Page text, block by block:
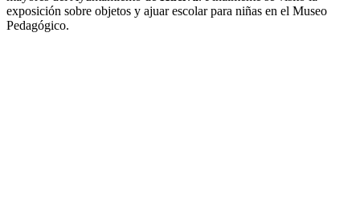
exposición sobre objetos y ajuar escolar para niñas en el Museo
Pedagógico.